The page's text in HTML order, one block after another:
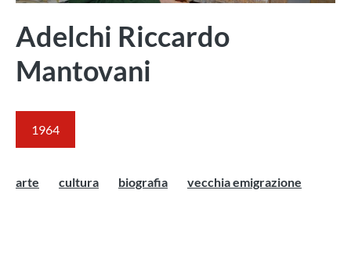
Adelchi Riccardo
Mantovani
1964
arte cultura biografia vecchia emigrazione